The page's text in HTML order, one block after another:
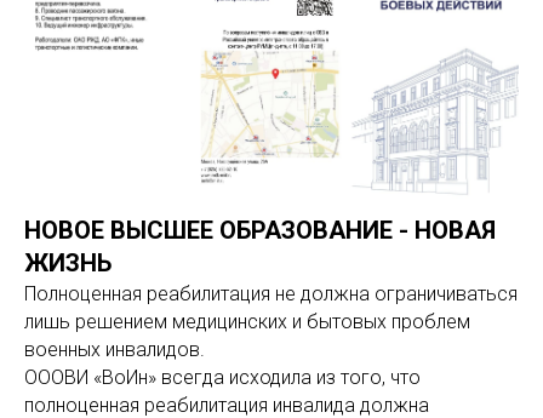
НОВОЕ ВЫСШЕЕ ОБРАЗОВАНИЕ - НОВАЯ
ЖИЗНЬ
Полноценная реабилитация не должна ограничиваться
лишь решением медицинских и бытовых проблем
военных инвалидов.
ОООВИ «ВоИн» всегда исходила из того, что
полноценная реабилитация инвалида должна